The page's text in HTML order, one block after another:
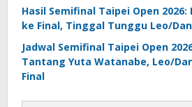
Hasil Semifinal Taipei Open 2026:
ke Final, Tinggal Tunggu Leo/
Jadwal Semifinal Taipei Open
Tantang Yuta Watanabe, Leo/
Final